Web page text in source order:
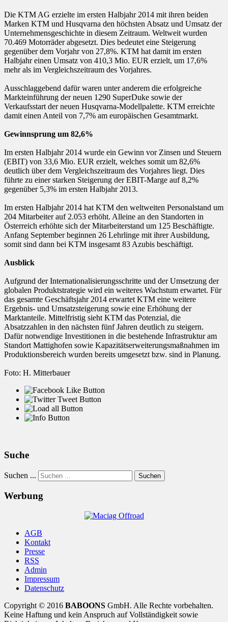
Die KTM AG erzielte im ersten Halbjahr 2014 mit ihren beiden
Marken KTM und Husqvarna den höchsten Absatz und Umsatz der
Unternehmensgeschichte in diesem Zeitraum. Weltweit wurden
70.469 Motorräder abgesetzt. Dies bedeutet eine Steigerung
gegenüber dem Vorjahr von 27,8%. KTM hat damit im ersten
Halbjahr einen Umsatz von 410,3 Mio. EUR erzielt, um 17,6%
mehr als im Vergleichszeitraum des Vorjahres.
Ausschlaggebend dafür waren unter anderem die erfolgreiche
Markteinführung der neuen 1290 SuperDuke sowie der
Verkaufsstart der neuen Husqvarna-Modellpalette. KTM erreichte
damit einen Anteil von 7,7% am europäischen Gesamtmarkt.
Gewinnsprung um 82,6%
Im ersten Halbjahr 2014 wurde ein Gewinn vor Zinsen und Steuern
(EBIT) von 33,6 Mio. EUR erzielt, welches somit um 82,6%
deutlich über dem Vergleichszeitraum des Vorjahres liegt. Dies
führte zu einer starken Steigerung der EBIT-Marge auf 8,2%
gegenüber 5,3% im ersten Halbjahr 2013.
Im ersten Halbjahr 2014 hat KTM den weltweiten Personalstand um
204 Mitarbeiter auf 2.053 erhöht. Alleine an den Standorten in
Österreich erhöhte sich der Mitarbeiterstand um 125 Beschäftigte.
Anfang September beginnen 26 Lehrlinge mit ihrer Ausbildung,
somit sind dann bei KTM insgesamt 83 Azubis beschäftigt.
Ausblick
Aufgrund der Internationalisierungsschritte und der Umsetzung der
globalen Produktstrategie wird ein weiteres Wachstum erwartet. Für
das gesamte Geschäftsjahr 2014 erwartet KTM eine weitere
Ergebnis- und Umsatzsteigerung sowie eine Erhöhung der
Marktanteile. Mittelfristig sieht KTM das Potenzial, die
Absatzzahlen in den nächsten fünf Jahren deutlich zu steigern.
Dafür notwendige Investitionen in die bestehende Infrastruktur am
Standort Mattighofen sowie Kapazitätserweiterungsmaßnahmen im
Produktionsbereich wurden bereits umgesetzt bzw. sind in Planung.
Foto: H. Mitterbauer
Suche
Suchen ... Suchen
Werbung
AGB
Kontakt
Presse
RSS
Admin
Impressum
Datenschutz
Copyright © 2016 BABOONS GmbH. Alle Rechte vorbehalten.
Keine Haftung und kein Anspruch auf Vollständigkeit sowie